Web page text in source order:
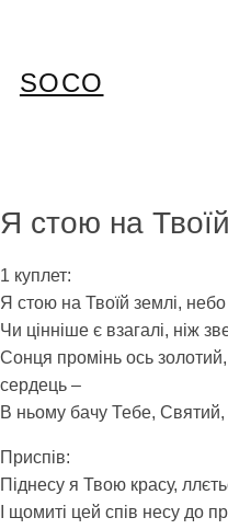
SOCO
Я стою на
1 куплет:
Я стою на Твоїй землі,
Чи цінніше є взагалі, ніж
Сонця промінь ось
сердець –
В ньому бачу Тебе, Святий,
Приспів:
Піднесу я Твою красу,
І щомиті цей спів несу до